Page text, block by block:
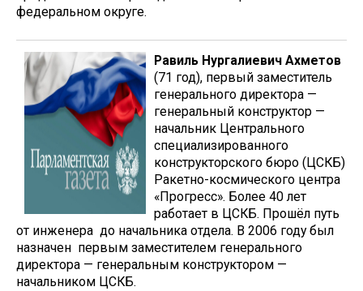
федеральном округе.
Равиль Нургалиевич Ахметов
(71 год), первый заместитель
генерального директора —
генеральный конструктор —
начальник Центрального
специализированного
конструкторского бюро (ЦСКБ)
Ракетно-космического центра
«Прогресс». Более 40 лет
работает в ЦСКБ. Прошёл путь
от инженера до начальника отдела. В 2006 году был
назначен первым заместителем генерального
директора — генеральным конструктором —
начальником ЦСКБ.